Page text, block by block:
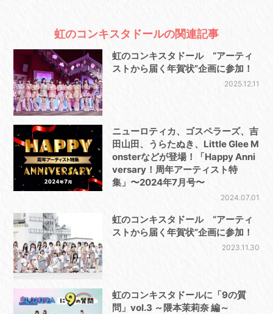
虹のコンキスタドールの関連記事
虹のコンキスタドール “アーティ
ストから届く年賀状”企画に参加！
2025.12.11
ニューロティカ、ゴスペラーズ、吉
田山田、うらたぬき、Little Glee M
onsterなどが登場！「Happy Anni
versary！周年アーティスト特
集」〜2024年7月号〜
2024.07.01
虹のコンキスタドール “アーティ
ストから届く年賀状”企画に参加！
2023.11.30
虹のコンキスタドールに「9の質
問」vol.3 ～隈本茉莉奈 編～